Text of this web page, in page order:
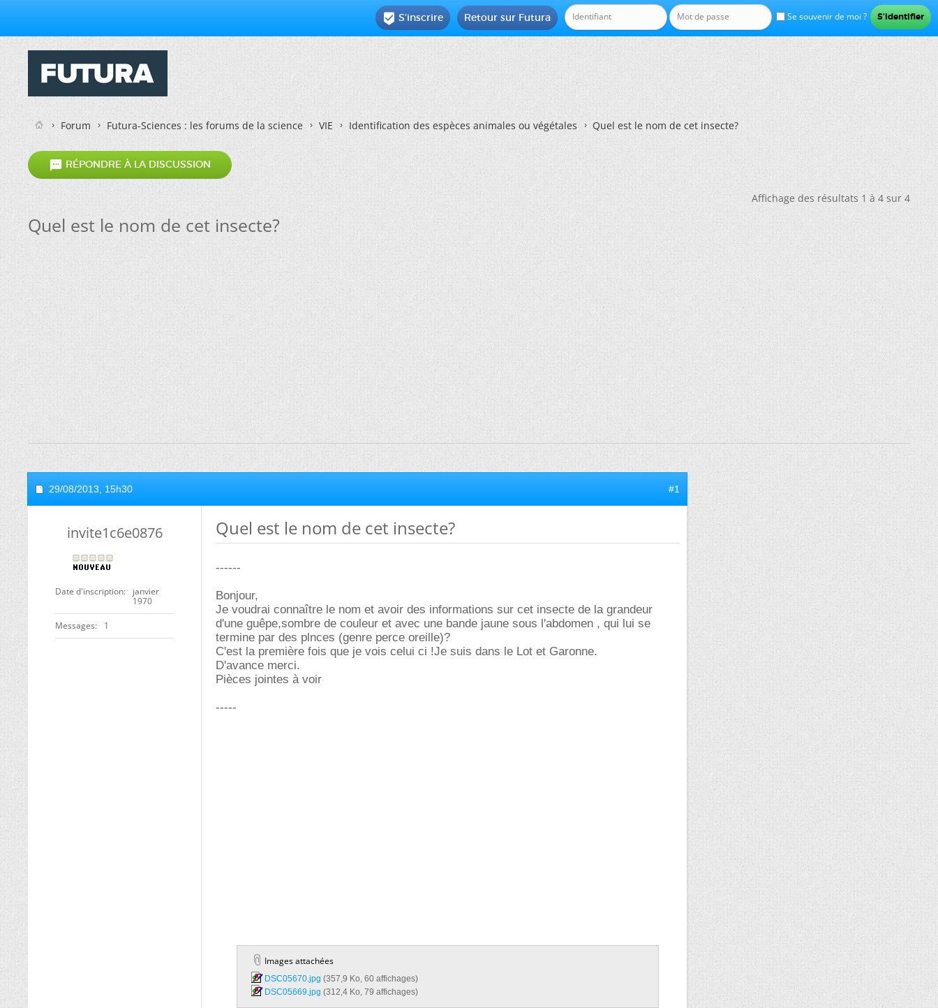
Se souvenir de moi ?
Retour sur Futura
 S'inscrire
Forum Futura-Sciences : les forums de la science VIE Identification des espèces animales ou végétales Quel est le nom de cet insecte?
 RÉPONDRE À LA DISCUSSION
Affichage des résultats 1 à 4 sur 4
Quel est le nom de cet insecte?
29/08/2013, 15h30 #1
invite1c6e0876
Date d'inscription
janvier
1970
Messages 1
Quel est le nom de cet insecte?
------
Bonjour,
Je voudrai connaître le nom et avoir des informations sur cet insecte de la grandeur
d'une guêpe,sombre de couleur et avec une bande jaune sous l'abdomen , qui lui se
termine par des plnces (genre perce oreille)?
C'est la première fois que je vois celui ci !Je suis dans le Lot et Garonne.
D'avance merci.
Pièces jointes à voir
-----
Images attachées
DSC05670.jpg‎ (357,9 Ko, 60 affichages)
DSC05669.jpg‎ (312,4 Ko, 79 affichages)